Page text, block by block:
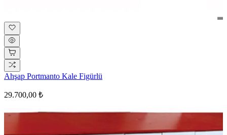
Ahşap Portmanto Kale Figürlü
29.700,00 ₺